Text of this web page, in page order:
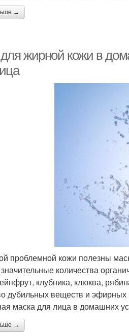
→
жирной кожи в
проблемной кожи полезны
количества
клубника, клюква,
дубильных веществ и
маска для лица в домашних
→